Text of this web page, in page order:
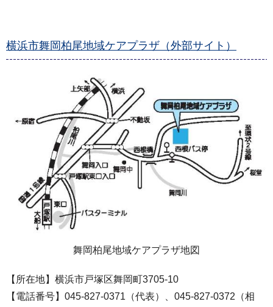
横浜市舞岡柏尾地域ケアプラザ（外部サイト）
舞岡柏尾地域ケアプラザ地図
【所在地】横浜市戸塚区舞岡町3705-10
【電話番号】045-827-0371（代表）、045-827-0372（相